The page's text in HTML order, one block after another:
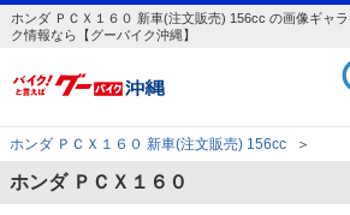
ホンダ ＰＣＸ１６０ 新車(注文販売) 156cc の画像ギャ
ク情報なら【グーバイク沖縄】
ホンダ ＰＣＸ１６０ 新車(注文販売) 156cc ＞
ホンダ ＰＣＸ１６０